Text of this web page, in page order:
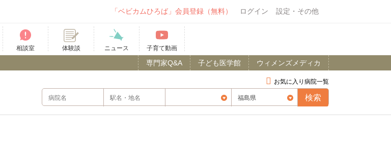
「ベビカムひろば」会員登録（無料） ログイン 設定・その他
相談室 体験談 ニュース 子育て動画
ウィメンズメディカ
子ども医学館
専門家Q&A
お気に入り病院一覧